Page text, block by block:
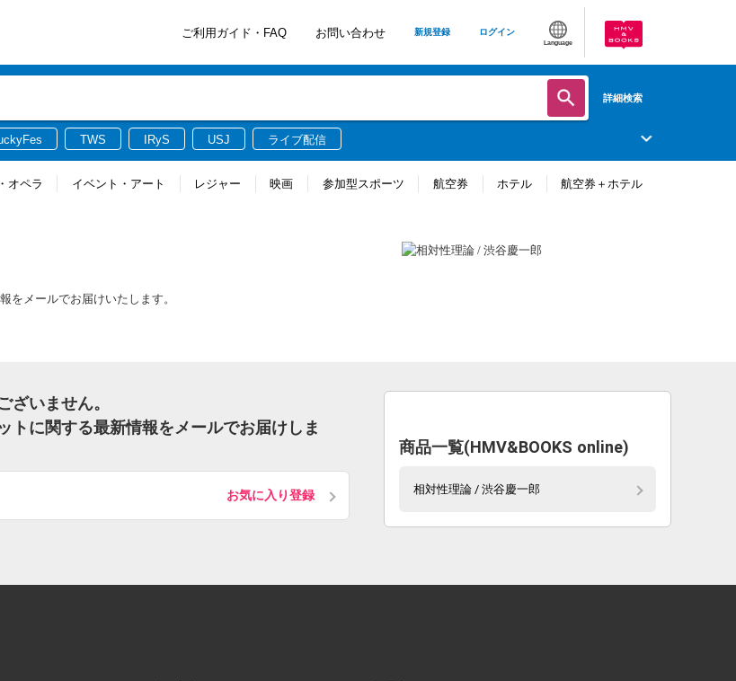
ご利用ガイド・FAQ お問い合わせ 新規登録 ログイン
Language
詳細検索
TWS IRyS USJ ライブ配信
オペラ イベント・アート レジャー 映画 参加型スポーツ 航空券 ホテル 航空券＋ホテル
をメールでお届けいたします。
いません。
トに関する最新情報をメールでお届けしま
お気に入り登録
商品一覧(HMV&BOOKS online)
相対性理論 / 渋谷慶一郎